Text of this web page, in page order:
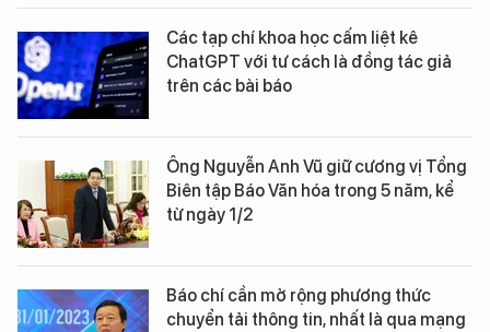
Các tạp chí khoa học cấm liệt kê
ChatGPT với tư cách là đồng tác giả
trên các bài báo
Ông Nguyễn Anh Vũ giữ cương vị Tổng
Biên tập Báo Văn hóa trong 5 năm, kể
từ ngày 1/2
Báo chí cần mở rộng phương thức
chuyển tải thông tin, nhất là qua mạng